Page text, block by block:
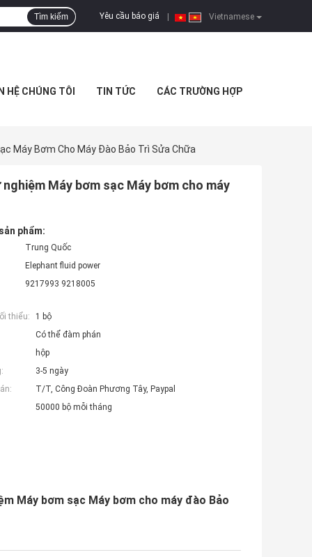
Vietnamese
Yêu cầu báo giá
Tìm kiếm
HỆ CHÚNG TÔI TIN TỨC CÁC TRƯỜNG HỢP
Máy Bơm Cho Máy Đào Bảo Trì Sửa Chữa
Máy bơm sạc Máy bơm cho máy
phẩm:
Trung Quốc
Elephant fluid power
9217993 9218005
thiểu:
1 bộ
Có thể đàm phán
hộp
3-5 ngày
T/T, Công Đoàn Phương Tây, Paypal
50000 bộ mỗi tháng
Máy bơm sạc Máy bơm cho máy đào Bảo